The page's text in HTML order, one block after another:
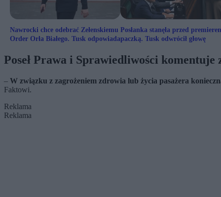
Nawrocki chce odebrać Zełenskiemu
Order Orła Białego. Tusk odpowiada
Posłanka stanęła przed
paczką. Tusk odwrócił głowę
Poseł Prawa i Sprawiedliwości komentuje
– W związku z zagrożeniem zdrowia lub życia pasażera
Faktowi.
Reklama
Reklama